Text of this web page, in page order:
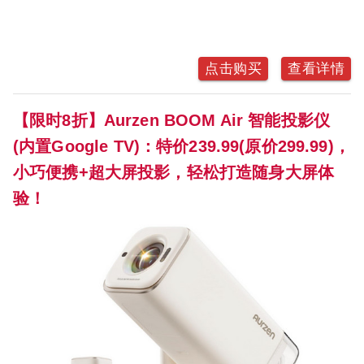
点击购买 查看详情
【限时8折】Aurzen BOOM Air 智能投影仪
(内置Google TV)：特价239.99(原价299.99)，
小巧便携+超大屏投影，轻松打造随身大屏体
验！